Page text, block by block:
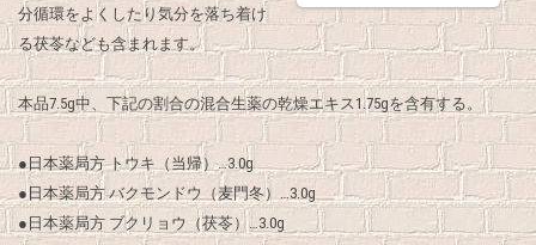
分循環をよくしたり気分を落ち着け
る茯苓なども含まれます。
本品7.5g中、下記の割合の混合生薬の乾燥エキス1.75gを含有する。
●日本薬局方 トウキ（当帰）…3.0g
●日本薬局方 バクモンドウ（麦門冬）…3.0g
●日本薬局方 ブクリョウ（茯苓）…3.0g